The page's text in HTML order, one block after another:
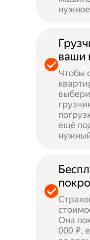
ваши
Чтобы
ещё
Она
000 ₽,